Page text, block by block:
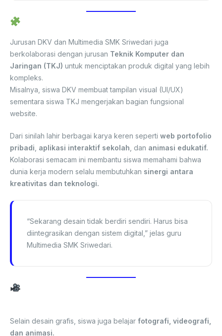
Jurusan DKV dan Multimedia SMK Sriwedari juga
berkolaborasi dengan jurusan Teknik Komputer dan
Jaringan (TKJ) untuk menciptakan produk digital yang lebih
kompleks.
Misalnya, siswa DKV membuat tampilan visual (UI/UX)
sementara siswa TKJ mengerjakan bagian fungsional
website.
Dari sinilah lahir berbagai karya keren seperti web portofolio
pribadi aplikasi interaktif sekolah , dan animasi edukatif.
Kolaborasi semacam ini membantu siswa memahami bahwa
dunia kerja modern selalu membutuhkan sinergi antara
kreativitas dan teknologi.
“Sekarang desain tidak berdiri sendiri. Harus bisa
diintegrasikan dengan sistem digital,” jelas guru
Multimedia SMK Sriwedari.
Selain desain grafis, siswa juga belajar fotografi, videografi,
dan animasi.